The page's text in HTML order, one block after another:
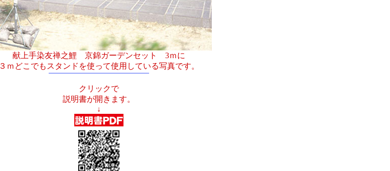
献上手染友禅之鯉 京錦ガーデンセット 3ｍに
３ｍどこでもスタンドを使って使用している写真です。
クリックで
説明書が開きます。
↓